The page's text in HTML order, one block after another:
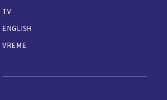
TV
ENGLISH
VREME